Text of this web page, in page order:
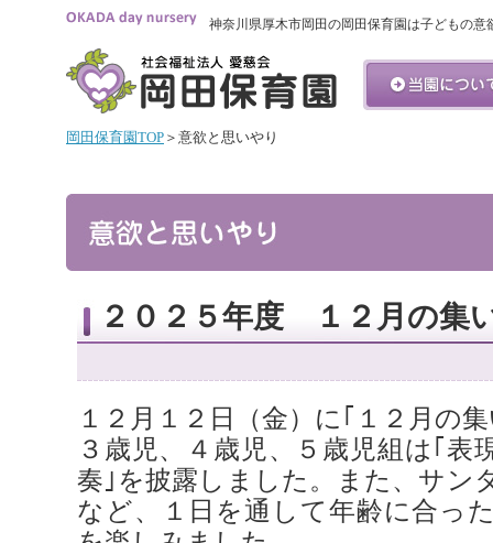
神奈川県厚木市岡田の岡田保育園は子どもの意
岡田保育園TOP ＞意欲と思いやり
２０２５年度 １２月の集
１２月１２日（金）に｢１２月の
３歳児、４歳児、５歳児組は｢表
奏｣を披露しました。また、サン
など、１日を通して年齢に合っ